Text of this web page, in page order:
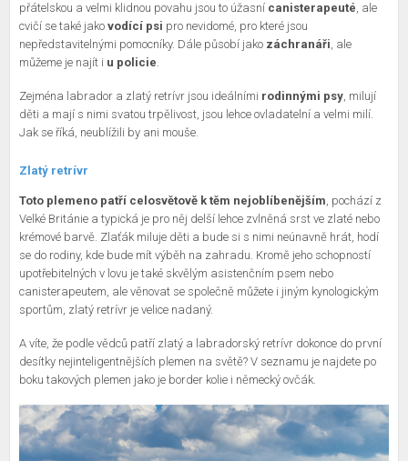
přátelskou a velmi klidnou povahu jsou to úžasní canisterapeuté, ale
cvičí se také jako vodící psi pro nevidomé, pro které jsou
nepředstavitelnými pomocníky. Dále působí jako záchranáři, ale
můžeme je najít i u policie.
Zejména labrador a zlatý retrívr jsou ideálními rodinnými psy, milují
děti a mají s nimi svatou trpělivost, jsou lehce ovladatelní a velmi milí.
Jak se říká, neublížili by ani mouše.
Zlatý retrívr
Toto plemeno patří celosvětově k těm nejoblíbenějším, pochází z
Velké Británie a typická je pro něj delší lehce zvlněná srst ve zlaté nebo
krémové barvě. Zlaťák miluje děti a bude si s nimi neúnavně hrát, hodí
se do rodiny, kde bude mít výběh na zahradu. Kromě jeho schopností
upotřebitelných v lovu je také skvělým asistenčním psem nebo
canisterapeutem, ale věnovat se společně můžete i jiným kynologickým
sportům, zlatý retrívr je velice nadaný.
A víte, že podle vědců patří zlatý a labradorský retrívr dokonce do první
desítky nejinteligentnějších plemen na světě? V seznamu je najdete po
boku takových plemen jako je border kolie i německý ovčák.